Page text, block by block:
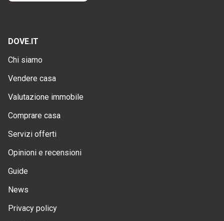
DOVE.IT
Chi siamo
Vendere casa
Valutazione immobile
Comprare casa
Servizi offerti
Opinioni e recensioni
Guide
News
Privacy policy